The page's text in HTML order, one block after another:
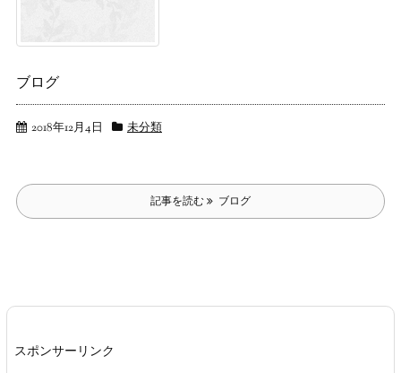
ブログ
2018年12月4日 未分類
記事を読む ブログ
スポンサーリンク